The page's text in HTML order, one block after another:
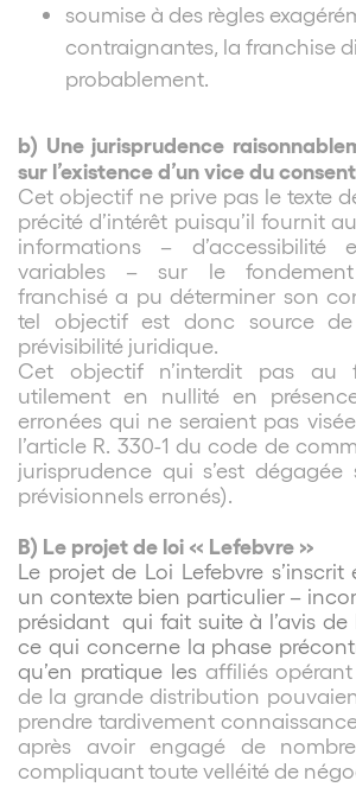
soumise à des règles
contraignantes, la franchise
probablement.
b) Une jurisprudence
sur l’existence d’un vice du
Cet objectif ne prive pas le texte
précité d’intérêt puisqu’il fournit
informations – d’accessibilité
variables – sur le
franchisé a pu déterminer son
tel objectif est donc source
prévisibilité juridique.
Cet objectif n’interdit pas au
utilement en nullité en
erronées qui ne seraient pas
l’article R. 330-1 du code de
jurisprudence qui s’est
prévisionnels erronés).
B) Le projet de loi « Lefebvre »
Le projet de Loi Lefebvre
un contexte bien particulier –
présidant qui fait suite à l’avis de
ce qui concerne la phase
qu’en pratique les affiliés
de la grande distribution
prendre tardivement
après avoir engagé de
compliquant toute velléité de